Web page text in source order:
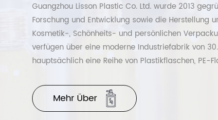
Guangzhou Lisson Plastic Co. Ltd. wurde 2013
Forschung und Entwicklung sowie die Herstellung
Kosmetik-, Schönheits- und persönlichen
verfügen über eine moderne Industriefabrik von
hauptsächlich eine Reihe von Plastikflaschen, PE-
das Konzept „Besonders, Mode, Umweltfreundlich“
spezielle umweltfreundliche Produkte entwickelt, wie
PCR-PET-Flaschen, Kappen aus
Mehr Über